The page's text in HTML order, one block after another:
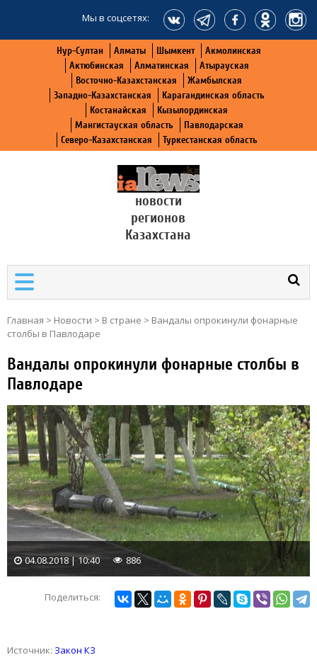
Мы в соцсетях:
Нур-Султан Алматы Шымкент
Акмолинская
Актюбинская
Алматинская
Атырауская
Восточно-Казахстанская
Жамбылская
Западно-Казахстанская
Карагандинская область
Костанайская
Кызылординская
Мангистауская область
Павлодарская
Северо-Казахстанская
Туркестанская область
новости
регионов
Казахстана
Главная > Новости > В стране > Вандалы опрокинули фонарные
столбы в Павлодаре
Вандалы опрокинули фонарные столбы в
Павлодаре
04.08.2018 | 10:40 886
Поделиться:
Источник: Закон КЗ